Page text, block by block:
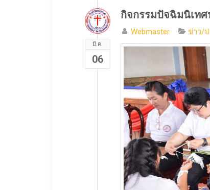
มี.ค.
06
กิจกรรมปัจฉิมนิเท
Webmaster ข่าว/ป